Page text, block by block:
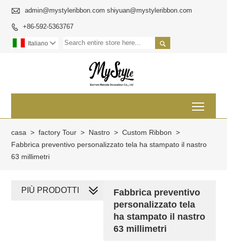
 admin@mystyleribbon.com shiyuan@mystyleribbon.com
 +86-592-5363767

Italiano 
casa > factory Tour > Nastro > Custom Ribbon >
Fabbrica preventivo personalizzato tela ha stampato il nastro
63 millimetri
Fabbrica preventivo
personalizzato tela
ha stampato il nastro
63 millimetri
PIÙ PRODOTTI